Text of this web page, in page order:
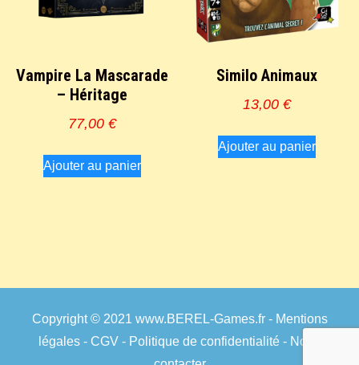
Vampire La Mascarade
– Héritage
77,00€
Ajouter au panier
Similo Animaux
13,00 €
Ajouter au panier
Copyright © 2021 www.BEREL-Games.fr- Mentions
légales - CGV - Politique de confidentialité - Nous